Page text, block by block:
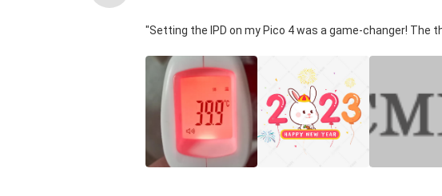
"Setting the IPD on my Pico 4 was a game-changer!